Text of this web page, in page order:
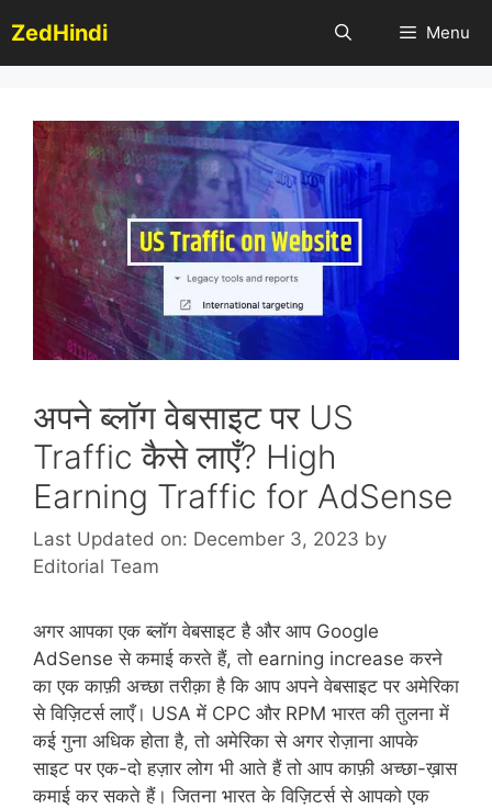
to
content
ZedHindi Menu
अपने ब्लॉग वेबसाइट पर US
Traffic कैसे लाएँ? High
Earning Traffic for AdSense
Last Updated on: December 3, 2023 by
Editorial Team
अगर आपका एक ब्लॉग वेबसाइट है और आप Google
AdSense से कमाई करते हैं, तो earning increase करने
का एक काफ़ी अच्छा तरीक़ा है कि आप अपने वेबसाइट पर अमेरिका
से विज़िटर्स लाएँ। USA में CPC और RPM भारत की तुलना में
कई गुना अधिक होता है, तो अमेरिका से अगर रोज़ाना आपके
साइट पर एक-दो हज़ार लोग भी आते हैं तो आप काफ़ी अच्छा-ख़ास
कमाई कर सकते हैं। जितना भारत के विज़िटर्स से आपको एक